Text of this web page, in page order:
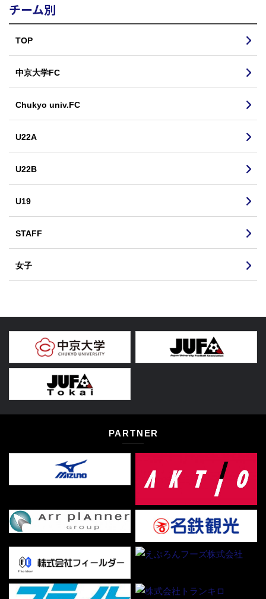
チーム別
TOP
中京大学FC
Chukyo univ.FC
U22A
U22B
U19
STAFF
女子
PARTNER